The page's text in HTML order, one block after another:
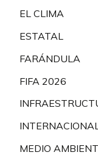
EL CLIMA
ESTATAL
FARÁNDULA
FIFA 2026
MEDIO